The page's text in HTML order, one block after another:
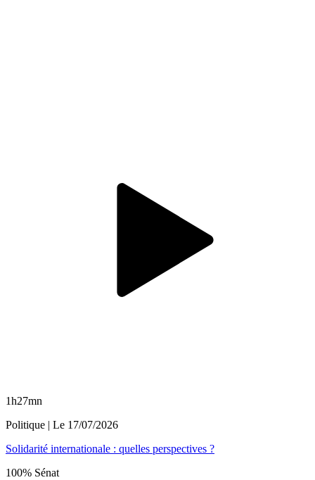
1h27mn
Politique | Le 17/07/2026
Solidarité internationale : quelles perspectives ?
100% Sénat